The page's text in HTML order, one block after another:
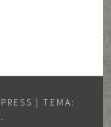
| TEMA:
.